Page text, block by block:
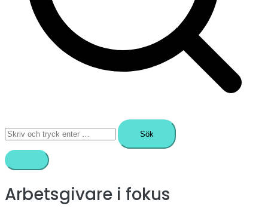
Sök
efter:
Arbetsgivare i fokus